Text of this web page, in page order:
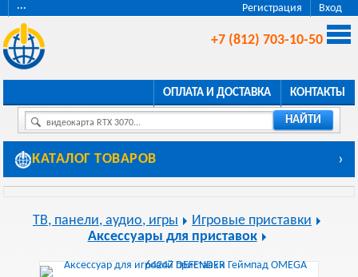
Регистрация Вход
···
+7 (812) 703-10-50
ОПЛАТА И ДОСТАВКА КОНТАКТЫ
видеокарта RTX 3070... НАЙТИ
КАТАЛОГ ТОВАРОВ ›
ТВ, панели, аудио, игры
Игровые приставки
Аксессуары для приставок